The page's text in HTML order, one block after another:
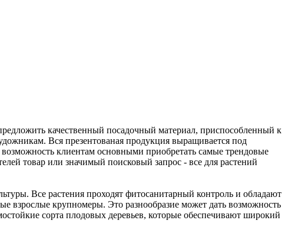
качественный посадочный материал, приспособленный к
Вся презентованая продукция выращивается под
клиентам основными приобретать самые трендовые
товар или значимый поисковый запрос - все для растений
Все растения проходят фитосанитарный контроль и обладают
крупномеры. Это разнообразие может дать возможность
сорта плодовых деревьев, которые обеспечивают широкий